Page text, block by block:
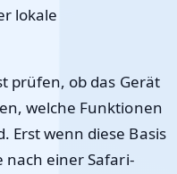
lokale
prüfen, ob das Gerät
welche Funktionen
Erst wenn diese Basis
nach einer Safari-